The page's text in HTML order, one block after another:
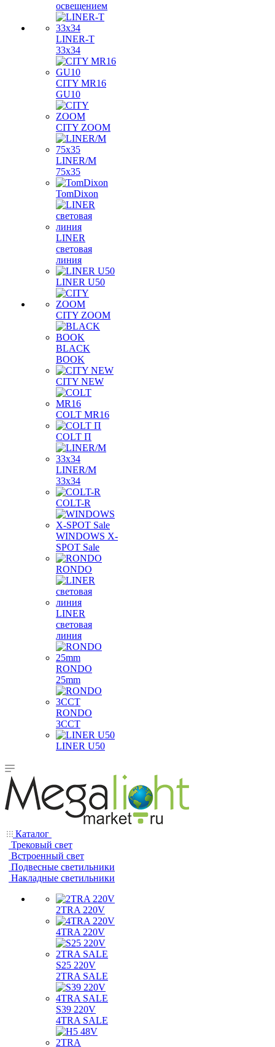
освещением
LINER-T
33x34
CITY MR16
GU10
CITY ZOOM
LINER/M
75х35
TomDixon
LINER
световая
линия
LINER U50
CITY ZOOM
BLACK
BOOK
CITY NEW
COLT MR16
COLT П
LINER/М
33х34
COLT-R
WINDOWS X-
SPOT Sale
RONDO
LINER
световая
линия
RONDO
25mm
RONDO
3CCT
LINER U50
Каталог
Трековый свет
Встроенный свет
Подвесные светильники
Накладные светильники
2TRA 220V
4TRA 220V
S25 220V
2TRA SALE
S39 220V
4TRA SALE